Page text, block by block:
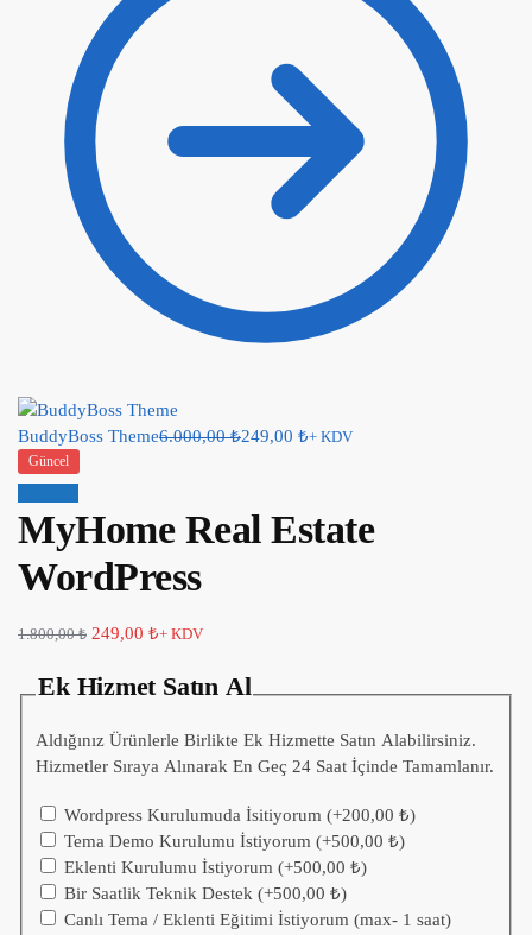
BuddyBoss Theme6.000,00₺249,00 ₺+ KDV
Güncel
MyHome Real Estate
WordPress
1.800,00₺ 249,00 ₺+ KDV
Ek Hizmet Satın Al
Aldığınız Ürünlerle Birlikte Ek Hizmette Satın Alabilirsiniz.
Hizmetler Sıraya Alınarak En Geç 24 Saat İçinde Tamamlanır.
Wordpress Kurulumuda İsitiyorum(+200,00₺)
Tema Demo Kurulumu İstiyorum(+500,00₺)
Eklenti Kurulumu İstiyorum(+500,00₺)
Bir Saatlik Teknik Destek(+500,00₺)
Canlı Tema / Eklenti Eğitimi İstiyorum (max- 1 saat)